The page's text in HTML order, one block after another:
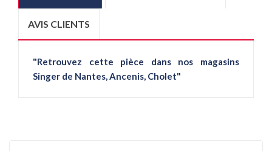
AVIS CLIENTS
"Retrouvez cette pièce dans nos magasins
Singer de Nantes, Ancenis, Cholet"